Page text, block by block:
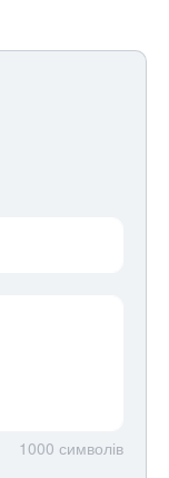
1000 символів